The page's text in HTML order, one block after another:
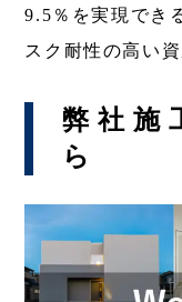
9.5％を実現でき
スク耐性の高い
弊社施
ら